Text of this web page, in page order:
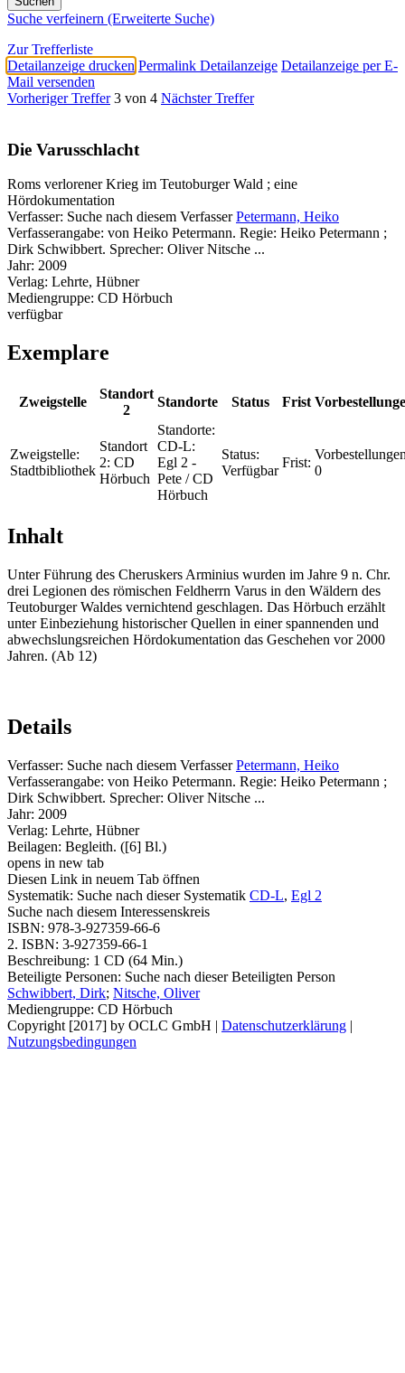
Suche verfeinern (Erweiterte Suche)
Zur Trefferliste
Detailanzeige drucken Permalink Detailanzeige Detailanzeige per E-
Mail versenden
Vorheriger Treffer 3 von 4 Nächster Treffer
Die Varusschlacht
Roms verlorener Krieg im Teutoburger Wald ; eine
Hördokumentation
Verfasser: Suche nach diesem Verfasser Petermann, Heiko
Verfasserangabe: von Heiko Petermann. Regie: Heiko Petermann ;
Dirk Schwibbert. Sprecher: Oliver Nitsche ...
Jahr: 2009
Verlag: Lehrte, Hübner
Mediengruppe: CD Hörbuch
verfügbar
Exemplare
Zweigstelle
Standort
2
Standorte Status Frist
Zweigstelle:
Stadtbibliothek
Standort
2: CD
Hörbuch
Standorte:
CD-L:
Egl 2 -
Pete / CD
Hörbuch
Status:
Verfügbar
Frist:
0
Inhalt
Unter Führung des Cheruskers Arminius wurden im Jahre 9 n. Chr.
drei Legionen des römischen Feldherrn Varus in den Wäldern des
Teutoburger Waldes vernichtend geschlagen. Das Hörbuch erzählt
unter Einbeziehung historischer Quellen in einer spannenden und
abwechslungsreichen Hördokumentation das Geschehen vor 2000
Jahren. (Ab 12)
Details
Verfasser: Suche nach diesem Verfasser Petermann, Heiko
Verfasserangabe: von Heiko Petermann. Regie: Heiko Petermann ;
Dirk Schwibbert. Sprecher: Oliver Nitsche ...
Jahr: 2009
Verlag: Lehrte, Hübner
Beilagen: Begleith. ([6] Bl.)
opens in new tab
Diesen Link in neuem Tab öffnen
Systematik: Suche nach dieser Systematik CD-L, Egl 2
Suche nach diesem Interessenskreis
ISBN: 978-3-927359-66-6
2. ISBN: 3-927359-66-1
Beschreibung: 1 CD (64 Min.)
Beteiligte Personen: Suche nach dieser Beteiligten Person
Schwibbert, Dirk; Nitsche, Oliver
Mediengruppe: CD Hörbuch
Copyright [2017] by OCLC GmbH | Datenschutzerklärung |
Nutzungsbedingungen